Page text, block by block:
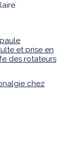
et prise en
des rotateurs
chez